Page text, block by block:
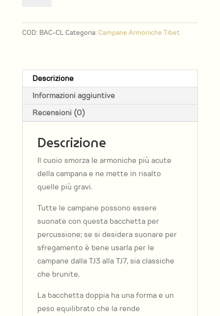
cuoio
COD: BAC-CL Categoria: Campane Armoniche Tibet
Descrizione
Informazioni aggiuntive
Recensioni (0)
Descrizione
Il cuoio smorza le armoniche più acute
della campana e ne mette in risalto
quelle più gravi.
Tutte le campane possono essere
suonate con questa bacchetta per
percussione; se si desidera suonare per
sfregamento è bene usarla per le
campane dalla TJ3 alla TJ7, sia classiche
che brunite.
La bacchetta doppia ha una forma e un
peso equilibrato che la rende